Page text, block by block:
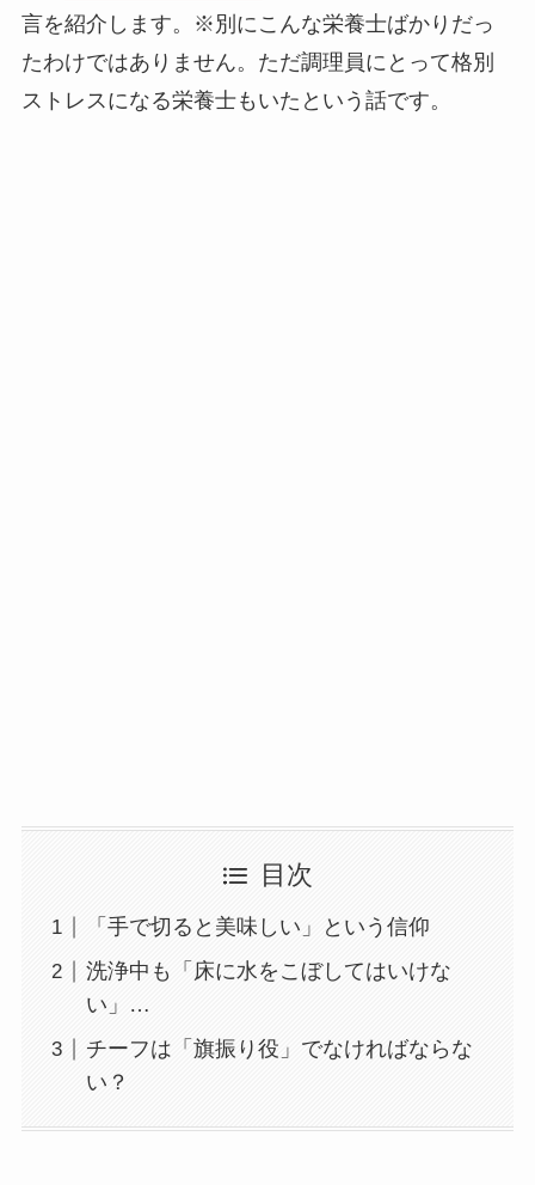
言を紹介します。※別にこんな栄養士ばかりだっ
たわけではありません。ただ調理員にとって格別
ストレスになる栄養士もいたという話です。
目次
「手で切ると美味しい」という信仰
洗浄中も「床に水をこぼしてはいけな
い」…
チーフは「旗振り役」でなければならな
い？